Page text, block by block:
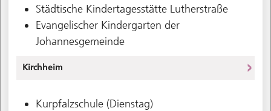
Städtische Kindertagesstätte Lutherstraße
Evangelischer Kindergarten der
Johannesgemeinde
Kirchheim
Kurpfalzschule (Dienstag)